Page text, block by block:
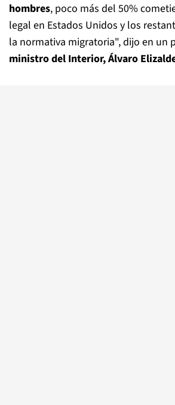
hombres, poco más del 50%
legal en Estados Unidos y los
la normativa migratoria", dijo en un
ministro del Interior, Álvaro